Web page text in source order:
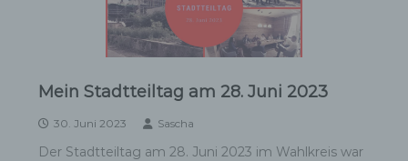
Mein Stadtteiltag am 28. Juni 2023
30. Juni 2023 Sascha
Der Stadtteiltag am 28. Juni 2023 im Wahlkreis war